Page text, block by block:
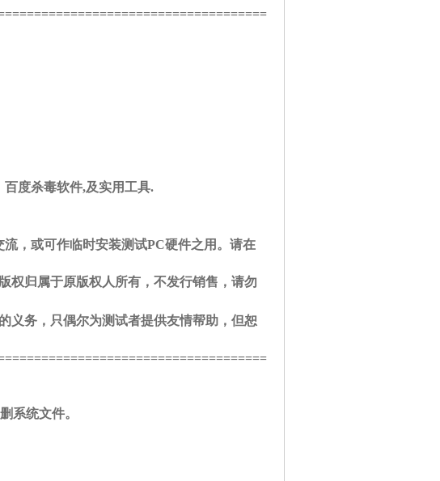
度杀毒软件,及实用工具.
，或可作临时安装测试PC硬件之用。请在
权归属于原版权人所有，不发行销售，请勿
义务，只偶尔为测试者提供友情帮助，但恕
系统文件。